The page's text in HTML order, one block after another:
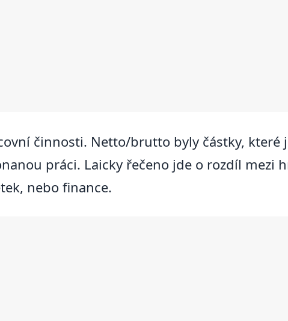
činnosti. Netto/brutto byly částky, které
práci. Laicky řečeno jde o rozdíl mezi
nebo finance.